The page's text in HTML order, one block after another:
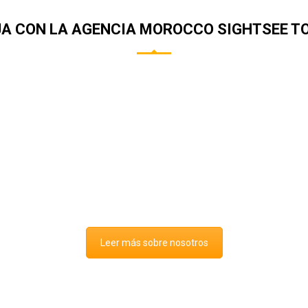
CON LA AGENCIA MOROCCO SIGHTSEE
Leer más sobre nosotros